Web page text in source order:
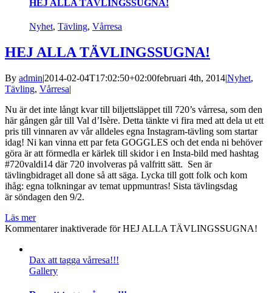
HEJ ALLA TÄVLINGSSUGNA!
Nyhet, Tävling, Vårresa
HEJ ALLA TÄVLINGSSUGNA!
By admin|2014-02-04T17:02:50+02:00februari 4th, 2014|Nyhet,
Tävling, Vårresa|
Nu är det inte långt kvar till biljettsläppet till 720’s vårresa, som den
här gången går till Val d’Isère. Detta tänkte vi fira med att dela ut ett
pris till vinnaren av vår alldeles egna Instagram-tävling som startar
idag! Ni kan vinna ett par feta GOGGLES och det enda ni behöver
göra är att förmedla er kärlek till skidor i en Insta-bild med hashtag
#720valdi14 där 720 involveras på valfritt sätt. Sen är
tävlingbidraget all done så att säga. Lycka till gott folk och kom
ihåg: egna tolkningar av temat uppmuntras! Sista tävlingsdag
är söndagen den 9/2.
Läs mer
Kommentarer inaktiverade för HEJ ALLA TÄVLINGSSUGNA!
Dax att tagga vårresa!!!
Gallery